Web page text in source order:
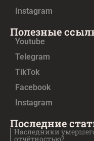
Instagram
Полезные
Youtube
Telegram
TikTok
Facebook
Instagram
Последние
Наследники
отчётностью?